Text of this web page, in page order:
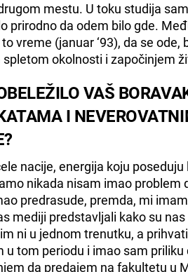
mestu. U toku studija
prirodno da odem bilo gde.
vreme (januar ‘93), da se
okolnosti i započinjem
VAŠ
I
nacije, energija koju
nikada nisam imao
predrasude, premda, mi
mediji predstavljali kako su
ni u jednom trenutku, a
u tom periodu i imao sam priliku
da predajem na fakultetu u